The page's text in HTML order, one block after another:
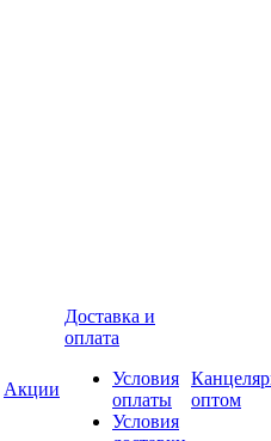
Акции
Доставка и
оплата
Условия
оплаты
Условия
оптом